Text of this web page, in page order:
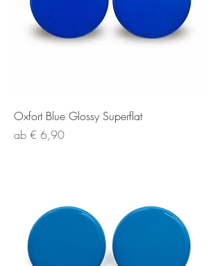
Oxfort Blue Glossy Superflat
ab € 6,90
Sale-Preis